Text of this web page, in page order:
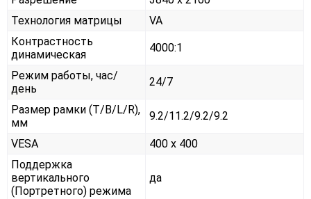
Технология матрицы
VA
Контрастность
динамическая
4000:1
Режим работы, час/
день
24/7
Размер рамки (T/B/L/R),
мм
9.2/11.2/9.2/9.2
VESA
400 x 400
Поддержка
вертикального
(Портретного) режима
да